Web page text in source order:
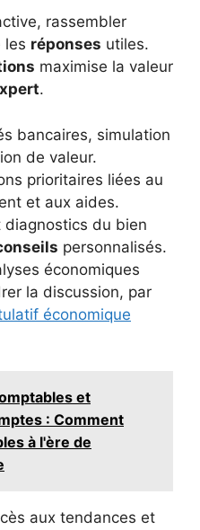
rassembler
les réponses utiles.
maximise la valeur
.
bancaires, simulation
de valeur.
prioritaires liées au
et aux aides.
diagnostics du bien
personnalisés.
économiques
la discussion, par
économique
et
: Comment
à l'ère de
aux tendances et